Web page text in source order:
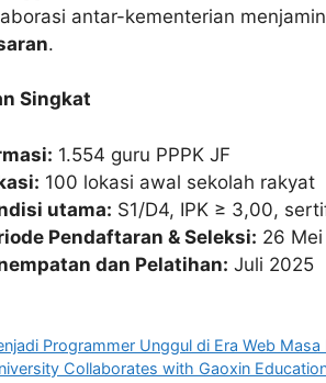
antar-kementerian
.
Singkat
1.554 guru PPPK JF
100 lokasi awal sekolah rakyat
utama: S1/D4, IPK ≥ 3,00,
Pendaftaran & Seleksi: 26
dan Pelatihan: Juli 2025
Programmer Unggul di Era Web Masa
Collaborates with Gaoxin